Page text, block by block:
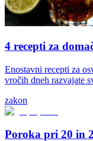
4 recepti za
Enostavni recepti za
vročih dneh razvajate
zakon
Poroka pri 20 in